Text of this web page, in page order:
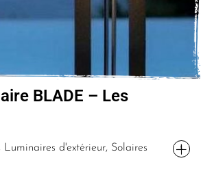
BLADE – Les
Luminaires d'extérieur, Solaires